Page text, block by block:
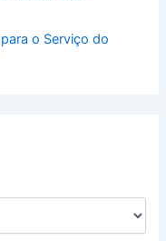
o Serviço do